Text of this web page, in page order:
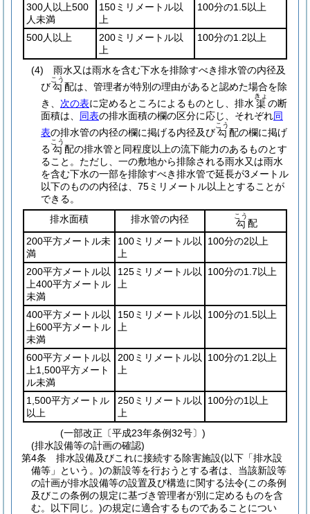
300人以上500
人未満
150ミリメートル以
上
100分の1.5以上
500人以上
200ミリメートル以
上
100分の1.2以上
(4)
雨水又は雨水を含む下水を排除すべき排水管の内径及
び勾
こう
配は、管理者が特別の理由があると認めた場合を除
き、 次の表に定めるところによるものとし、排水 渠
きょ
の断
面積は、 同表の排水面積の欄の区分に応じ、それぞれ同
表の排水管の内径の欄に掲げる内径及び勾
こう
配の欄に掲げ
る 勾
こう
配の排水管と同程度以上の流下能力のあるものとす
ること。 ただし、一の敷地から排除される雨水又は雨水
を含む下水の一部を排除すべき排水管で延長が3メートル
以下のものの内径は、75ミリメートル以上とすることが
できる。
排水面積
排水管の内径 勾
こう
配
200平方メートル未
満
100ミリメートル以
上
100分の2以上
200平方メートル以
上400平方メートル
未満
125ミリメートル以
上
100分の1.7以上
400平方メートル以
上600平方メートル
未満
150ミリメートル以
上
100分の1.5以上
600平方メートル以
上1,500平方メート
ル未満
200ミリメートル以
上
100分の1.2以上
1,500平方メートル
以上
250ミリメートル以
上
100分の1以上
(一部改正〔平成23年条例32号〕)
(排水設備等の計画の確認)
第4条
排水設備及びこれに接続する除害施設(以下「排水設
備等」という。)の新設等を行おうとする者は、当該新設等
の計画が排水設備等の設置及び構造に関する法令(この条例
及びこの条例の規定に基づき管理者が別に定めるものを含
む。以下同じ。)の規定に適合するものであることについ